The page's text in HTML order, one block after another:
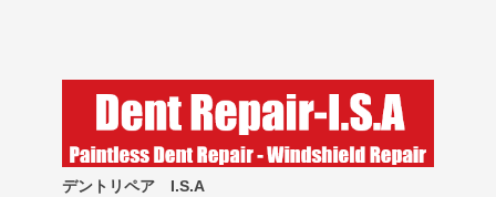
デントリペア I.S.A